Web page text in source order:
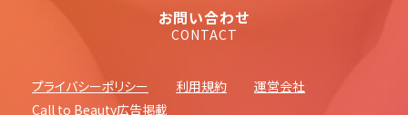
お問い合わせ
CONTACT
プライバシーポリシー 利用規約
運営会社
Call to Beauty広告掲載